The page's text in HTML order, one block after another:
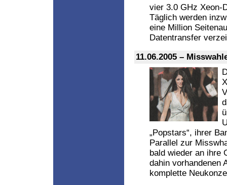
vier 3.0 GHz Xeon-
Täglich werden
eine Million
Datentransfer
11.06.2005 –
„Popstars“, ihrer
Parallel zur
bald wieder an ihre
dahin vorhandenen
komplette